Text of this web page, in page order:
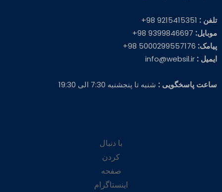
تلفن :
موبایل:
پیامک:
ایمیل :
ساعت پاسخگویی : شنبه تا پنجشنبه 7:30 الی 19:30
با دنبال
کردن
صفحه
اینستاگرام